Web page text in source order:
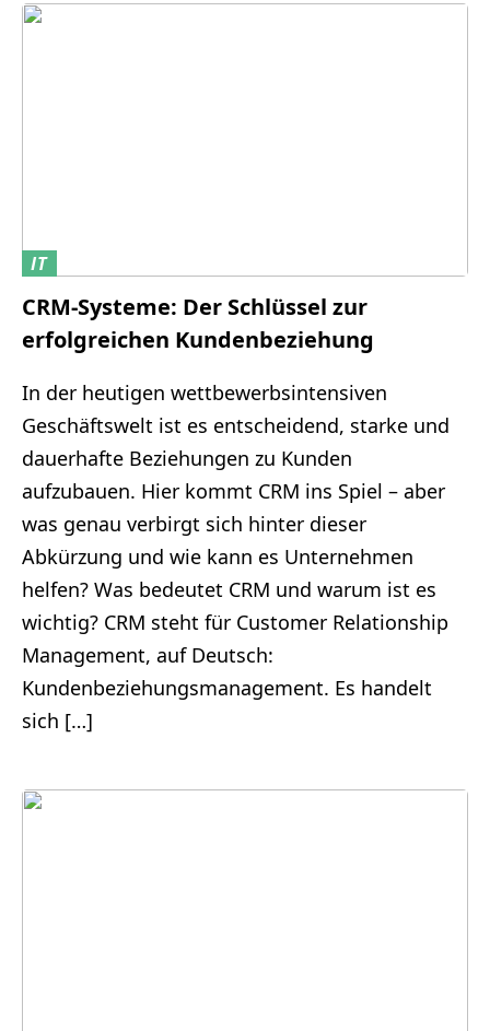
IT
CRM-Systeme: Der Schlüssel zur
erfolgreichen Kundenbeziehung
In der heutigen wettbewerbsintensiven
Geschäftswelt ist es entscheidend, starke und
dauerhafte Beziehungen zu Kunden
aufzubauen. Hier kommt CRM ins Spiel – aber
was genau verbirgt sich hinter dieser
Abkürzung und wie kann es Unternehmen
helfen? Was bedeutet CRM und warum ist es
wichtig? CRM steht für Customer Relationship
Management, auf Deutsch:
Kundenbeziehungsmanagement. Es handelt
sich […]